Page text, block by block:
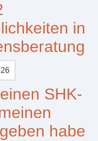
in
SHK-
habe